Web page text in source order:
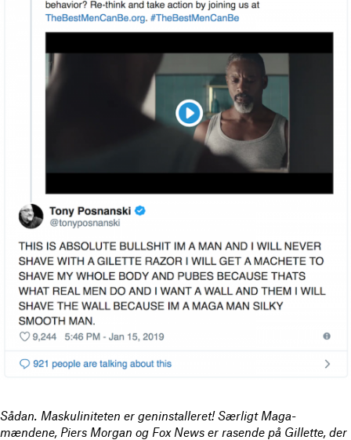
Sådan. Maskuliniteten er geninstalleret! Særligt Maga-
mændene, Piers Morgan og Fox News er rasende på Gillette, der